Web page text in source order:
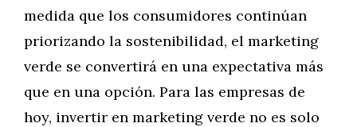
medida que los consumidores continúan
priorizando la sostenibilidad, el marketing
verde se convertirá en una expectativa más
que en una opción. Para las empresas de
hoy, invertir en marketing verde no es solo